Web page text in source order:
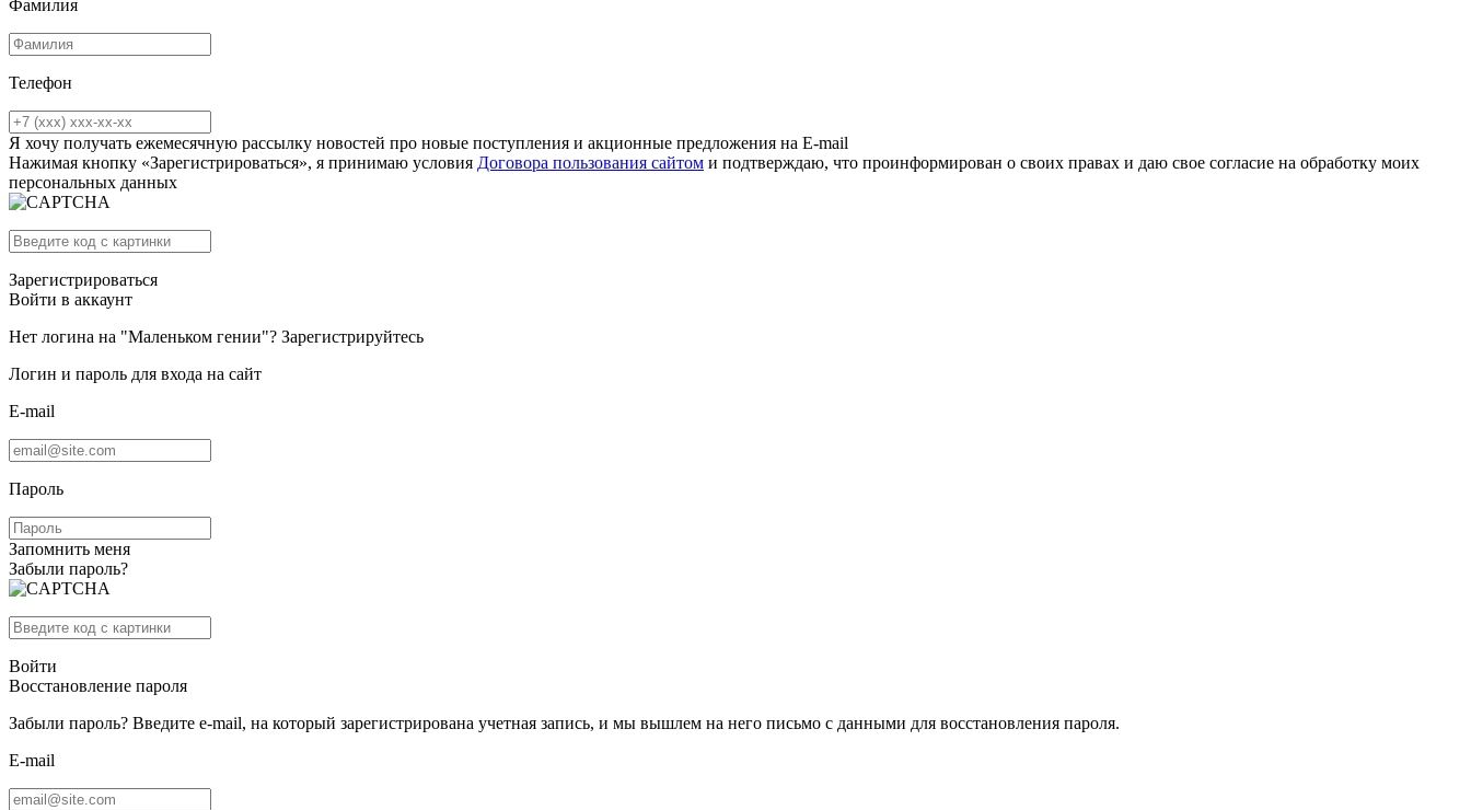
Фамилия
Телефон
Я хочу получать ежемесячную рассылку новостей про новые поступления и акционные предложения на E-mail
Нажимая кнопку «Зарегистрироваться», я принимаю условия Договора пользования сайтом и подтверждаю, что проинформирован о своих правах и даю свое согласие на обработку моих
персональных данных
Зарегистрироваться
Войти в аккаунт
Нет логина на "Маленьком гении"? Зарегистрируйтесь
Логин и пароль для входа на сайт
E-mail
Пароль
Запомнить меня
Забыли пароль?
Войти
Восстановление пароля
Забыли пароль? Введите e-mail, на который зарегистрирована учетная запись, и мы вышлем на него письмо с данными для восстановления пароля.
E-mail